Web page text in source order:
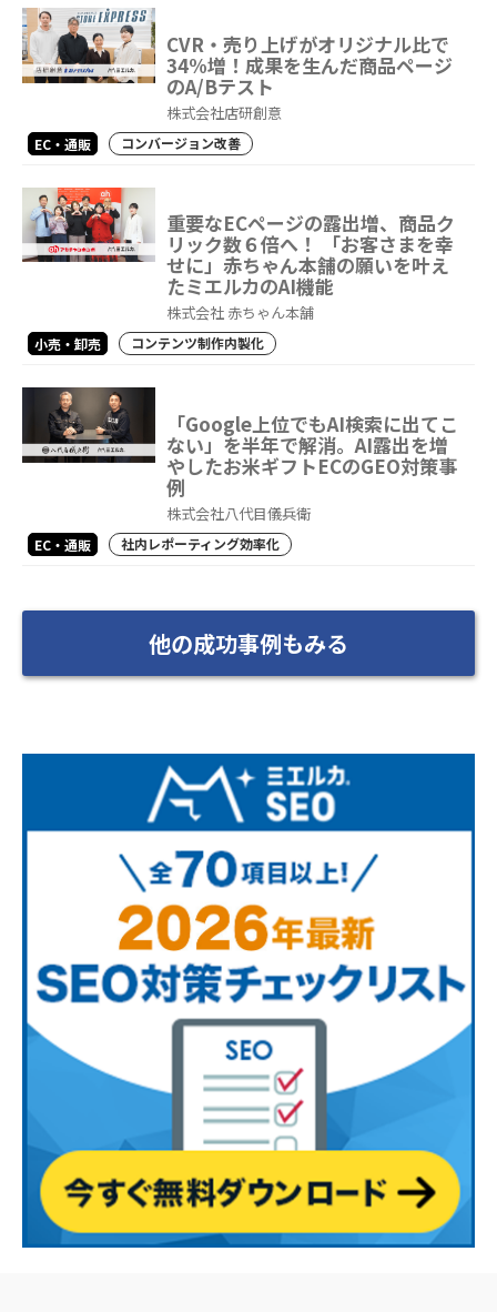
CVR・売り上げがオリジナル比で
34%増！成果を生んだ商品ページ
のA/Bテスト
株式会社店研創意
EC・通販 コンバージョン改善
重要なECページの露出増、商品ク
リック数６倍へ！ 「お客さまを幸
せに」赤ちゃん本舗の願いを叶え
たミエルカのAI機能
株式会社 赤ちゃん本舗
小売・卸売 コンテンツ制作内製化
「Google上位でもAI検索に出てこ
ない」を半年で解消。AI露出を増
やしたお米ギフトECのGEO対策事
例
株式会社八代目儀兵衛
EC・通販 社内レポーティング効率化
他の成功事例もみる